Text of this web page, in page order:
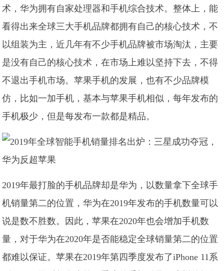
术，华为拥有自家处理器和手机综合技术。整体上，能
看得出来全球三大手机品牌都拥有自己的核心技术，不
以组装为主，近几年有不少手机品牌被市场淘汰，主要
是没有自己的核心技术，在市场上难以坚持下去，不得
不退出手机市场。苹果手机的发展，也有不少品牌模
仿，比如一加手机，基本与苹果手机相似，每年发布的
手机极少，但是每发布一款都是精品。
2019年最打脸的手机品牌却是华为，以数量拿下全球手
机销量第二的位置，华为在2019年发布的手机数量可以
说是数不胜数。因此，苹果在2020年也会增加手机数
量，对于华为在2020年是否能稳定全球销量第二的位置
都难以保证。苹果在2019年第四季度发布了iPhone 11系